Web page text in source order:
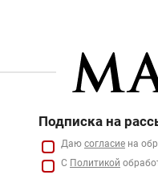
Подписка на
Даю согласие на
С Политикой